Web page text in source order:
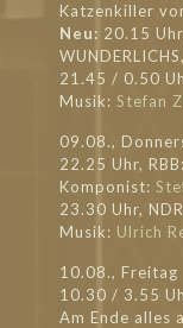
Katzenkiller
Neu: 20.15
21.45 / 0.50
Musik: Stefan
09.08.,
22.25 Uhr,
Komponist:
23.30 Uhr,
Musik: Ulrich
10.08., Freitag
10.30 / 3.55
Am Ende alles